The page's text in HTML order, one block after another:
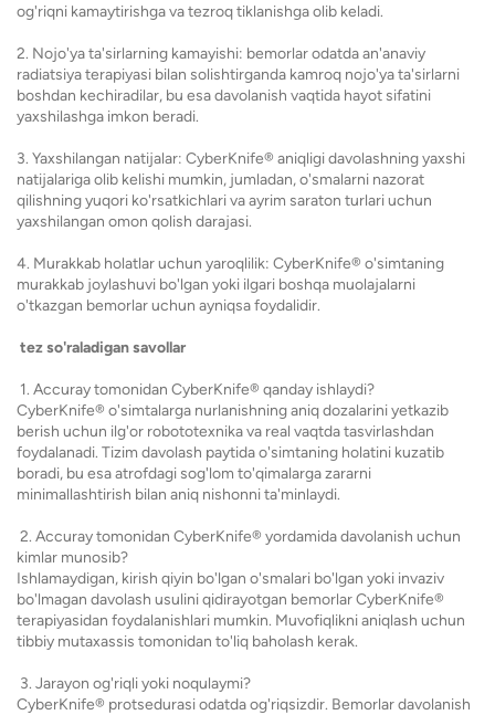
og'riqni kamaytirishga va tezroq tiklanishga olib keladi.
2. Nojo'ya ta'sirlarning kamayishi: bemorlar odatda an'anaviy
radiatsiya terapiyasi bilan solishtirganda kamroq nojo'ya ta'sirlarni
boshdan kechiradilar, bu esa davolanish vaqtida hayot sifatini
yaxshilashga imkon beradi.
3. Yaxshilangan natijalar: CyberKnife® aniqligi davolashning yaxshi
natijalariga olib kelishi mumkin, jumladan, o'smalarni nazorat
qilishning yuqori ko'rsatkichlari va ayrim saraton turlari uchun
yaxshilangan omon qolish darajasi.
4. Murakkab holatlar uchun yaroqlilik: CyberKnife® o'simtaning
murakkab joylashuvi bo'lgan yoki ilgari boshqa muolajalarni
o'tkazgan bemorlar uchun ayniqsa foydalidir.
tez so'raladigan savollar
1. Accuray tomonidan CyberKnife® qanday ishlaydi?
CyberKnife® o'simtalarga nurlanishning aniq dozalarini yetkazib
berish uchun ilg'or robototexnika va real vaqtda tasvirlashdan
foydalanadi. Tizim davolash paytida o'simtaning holatini kuzatib
boradi, bu esa atrofdagi sog'lom to'qimalarga zararni
minimallashtirish bilan aniq nishonni ta'minlaydi.
2. Accuray tomonidan CyberKnife® yordamida davolanish uchun
kimlar munosib?
Ishlamaydigan, kirish qiyin bo'lgan o'smalari bo'lgan yoki invaziv
bo'lmagan davolash usulini qidirayotgan bemorlar CyberKnife®
terapiyasidan foydalanishlari mumkin. Muvofiqlikni aniqlash uchun
tibbiy mutaxassis tomonidan to'liq baholash kerak.
3. Jarayon og'riqli yoki noqulaymi?
CyberKnife® protsedurasi odatda og'riqsizdir. Bemorlar davolanish